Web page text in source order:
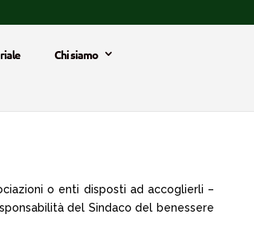
Chi siamo
o enti disposti ad accoglierli –
del Sindaco del benessere